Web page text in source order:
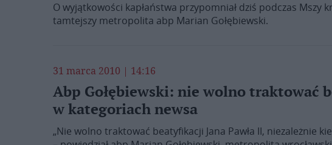
O wyjątkowości kapłaństwa przypomniał dziś podczas Mszy
tamtejszy metropolita abp Marian Gołębiewski.
31 marca 2010 | 14:16
Abp Gołębiewski: nie wolno traktować
w kategoriach newsa
„Nie wolno traktować beatyfikacji Jana Pawła II, niezależnie